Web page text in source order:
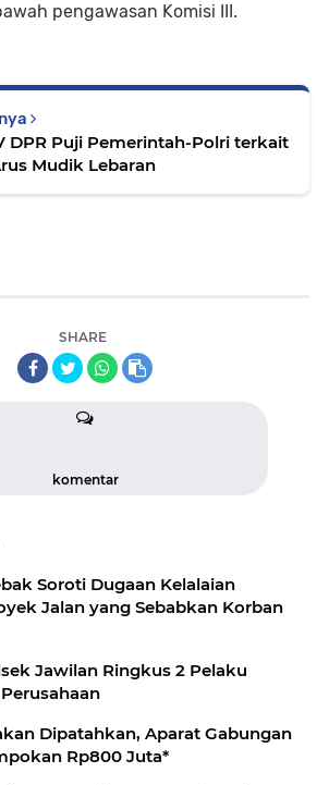
pengawasan Komisi III.
DPR Puji Pemerintah-Polri terkait
Mudik Lebaran
SHARE
komentar
Soroti Dugaan Kelalaian
Jalan yang Sebabkan Korban
Jawilan Ringkus 2 Pelaku
Dipatahkan, Aparat Gabungan
Rp800 Juta*